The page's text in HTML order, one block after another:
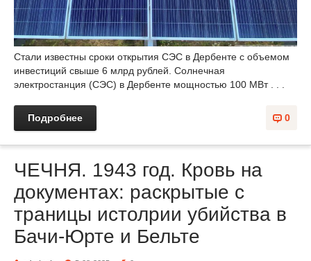
Стали известны сроки открытия СЭС в Дербенте с объемом
инвестиций свыше 6 млрд рублей. Солнечная
электростанция (СЭС) в Дербенте мощностью 100 МВт . . .
0
Подробнее
ЧЕЧНЯ. 1943 год. Кровь на
документах: раскрытые с
траницы истолрии убийства в
Бачи-Юрте и Бельте